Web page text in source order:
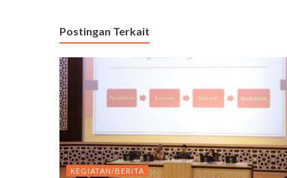
Postingan Terkait
KEGIATAN/BERITA